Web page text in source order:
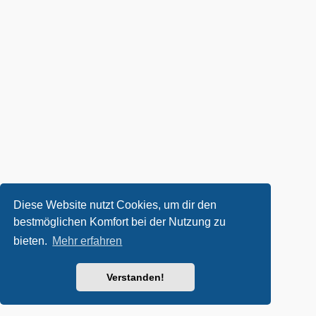
Diese Website nutzt Cookies, um dir den
bestmöglichen Komfort bei der Nutzung zu
bieten. Mehr erfahren
Verstanden!